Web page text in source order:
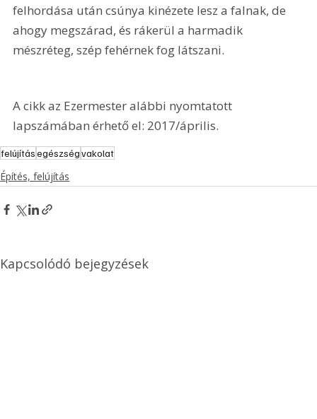
felhordása után csúnya kinézete lesz a falnak, de
ahogy megszárad, és rákerül a harmadik
mészréteg, szép fehérnek fog látszani.
A cikk az Ezermester alábbi nyomtatott
lapszámában érhető el: 2017/április.
felújításegészségvakolat
Építés, felújítás
Kapcsolódó bejegyzések